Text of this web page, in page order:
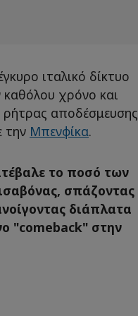
ιταλικό δίκτυο
καθόλου χρόνο και
αποδέσμευσης
την Μπενφίκα.
το ποσό των
σπάζοντας
διάπλατα
"comeback" στην